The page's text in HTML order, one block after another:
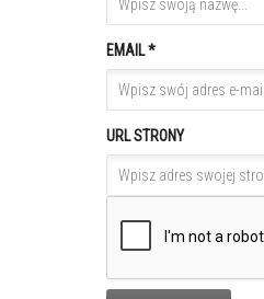
EMAIL *
URL STRONY